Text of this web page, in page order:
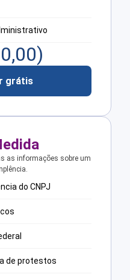
0,00)
grátis
as informações sobre um
do CNPJ
de protestos